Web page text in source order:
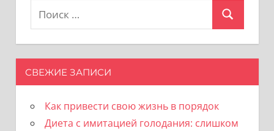
Поиск
Поиск
СВЕЖИЕ ЗАПИСИ
Как привести свою жизнь в порядок
Диета с имитацией голодания: слишком